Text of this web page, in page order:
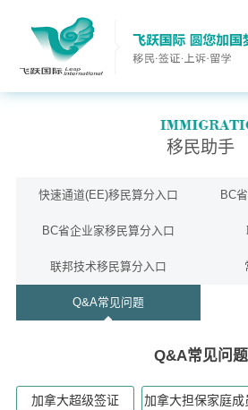
移民助手
快速通道(EE)移民算分入口 BC
BC省企业家移民算分入口
联邦技术移民算分入口
Q&A常见问题
Q&A常见问题
加拿大超级签证 加拿大担保家庭成